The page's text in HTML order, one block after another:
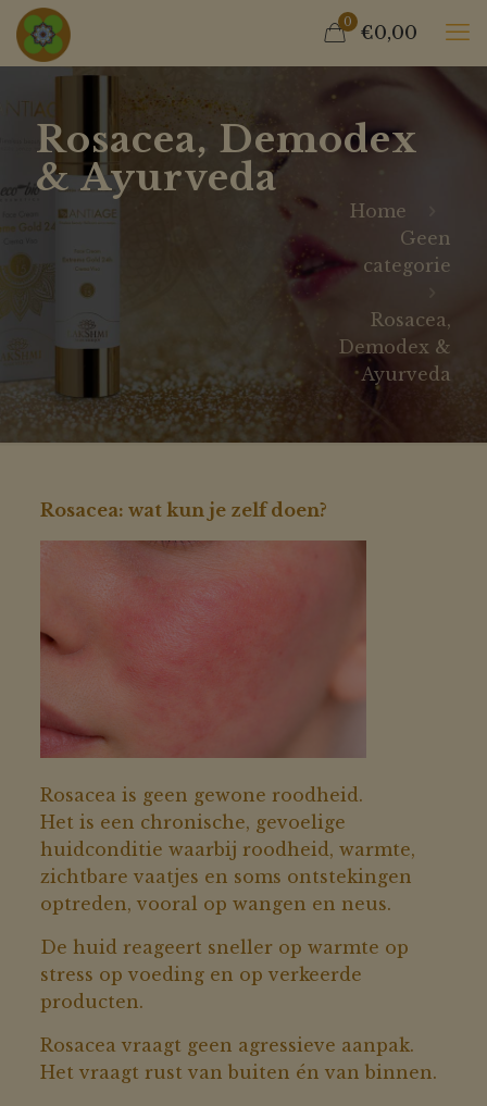
0 €0,00
Rosacea, Demodex
& Ayurveda
Home
Geen
categorie
Rosacea,
Demodex &
Ayurveda
Rosacea: wat kun je zelf doen?
Rosacea is geen gewone roodheid.
Het is een chronische, gevoelige
huidconditie waarbij roodheid, warmte,
zichtbare vaatjes en soms ontstekingen
optreden, vooral op wangen en neus.
De huid reageert sneller op warmte op
stress op voeding en op verkeerde
producten.
Rosacea vraagt geen agressieve aanpak.
Het vraagt rust van buiten én van binnen.